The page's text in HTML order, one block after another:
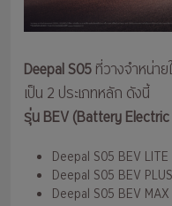
Deepal S05ที่วางจำหน่า
เป็น 2 ประเภทหลัก ดังนี้
รุ่น BEV (Battery
Deepal S05 BEV
Deepal S05 BEV
Deepal S05 BEV